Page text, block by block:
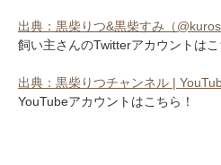
出典：黒柴りつ&黒柴すみ（
飼い主さんのTwitterアカウントはこ
出典：黒柴りつチャンネル |
YouTubeアカウントはこちら！